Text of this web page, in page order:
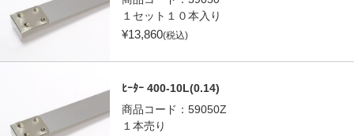
１セット１０本入り
¥13,860(税込)
ﾋｰﾀｰ 400-10L(0.14)
商品コード： 59050Z
１本売り